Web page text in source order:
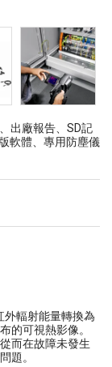
出廠報告、SD記
軟體、專用防塵儀
輻射能量轉換為
的可視熱影像。
而在故障未發生
題。